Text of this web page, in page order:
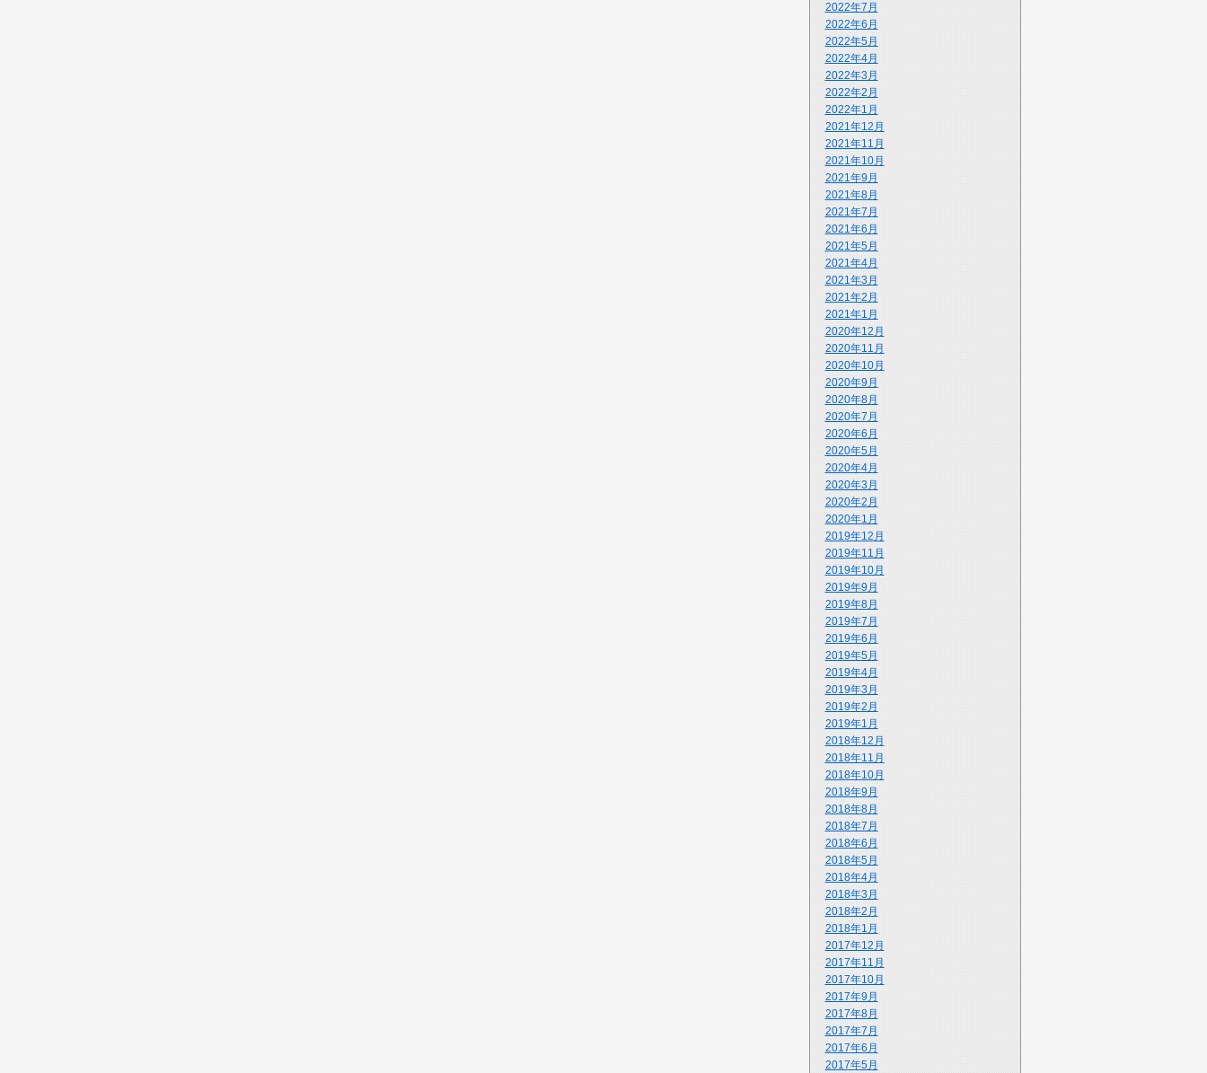
2022年7月
2022年6月
2022年5月
2022年4月
2022年3月
2022年2月
2022年1月
2021年12月
2021年11月
2021年10月
2021年9月
2021年8月
2021年7月
2021年6月
2021年5月
2021年4月
2021年3月
2021年2月
2021年1月
2020年12月
2020年11月
2020年10月
2020年9月
2020年8月
2020年7月
2020年6月
2020年5月
2020年4月
2020年3月
2020年2月
2020年1月
2019年12月
2019年11月
2019年10月
2019年9月
2019年8月
2019年7月
2019年6月
2019年5月
2019年4月
2019年3月
2019年2月
2019年1月
2018年12月
2018年11月
2018年10月
2018年9月
2018年8月
2018年7月
2018年6月
2018年5月
2018年4月
2018年3月
2018年2月
2018年1月
2017年12月
2017年11月
2017年10月
2017年9月
2017年8月
2017年7月
2017年6月
2017年5月